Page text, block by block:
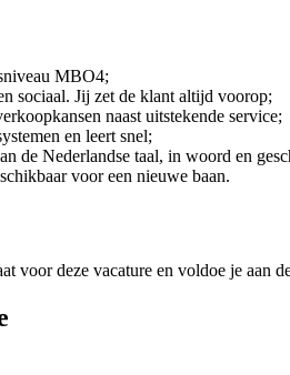
MBO4;
sociaal. Jij zet de klant altijd voorop;
naast uitstekende service;
en leert snel;
de Nederlandse taal, in woord en
voor een nieuwe baan.
voor deze vacature en voldoe je aan